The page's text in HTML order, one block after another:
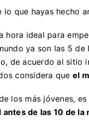
lo que hayas hecho
hora ideal para
ya son las 5
de acuerdo al sitio
considera que el
los más jóvenes,
de las 10 de la